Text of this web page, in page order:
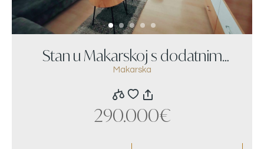
Stan u Makarskoj s dodatnim
Makarska
290.000€